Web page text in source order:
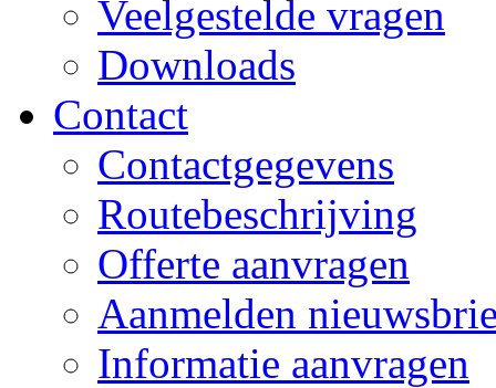
Veelgestelde vragen
Downloads
Contact
Contactgegevens
Routebeschrijving
Offerte aanvragen
Aanmelden
Informatie aanvragen